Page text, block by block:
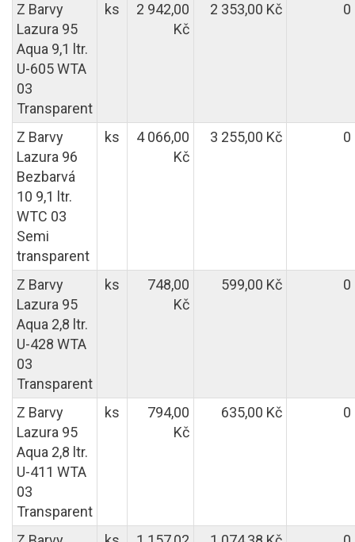
Z Barvy
Lazura 95
Aqua 9,1 ltr.
U-605 WTA
03
Transparent
ks
2 942,00
Kč
2 353,00 Kč 0
Z Barvy
Lazura 96
Bezbarvá
10 9,1 ltr.
WTC 03
Semi
transparent
ks
4 066,00
Kč
3 255,00 Kč 0
Z Barvy
Lazura 95
Aqua 2,8 ltr.
U-428 WTA
03
Transparent
ks
748,00
Kč
599,00 Kč 0
Z Barvy
Lazura 95
Aqua 2,8 ltr.
U-411 WTA
03
Transparent
ks
794,00
Kč
635,00 Kč 0